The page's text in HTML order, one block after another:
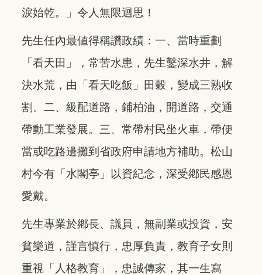
淚始乾。」令人無限迴思！
先生任內最値得稱讚政績：一、當時重劃
「看天田」，常苦水患，先生鑿深水井，解
決水荒，由「看天吃飯」田穀，變成三熟收
割。二、級配道路，鋪柏油，開道路，交通
帶動工業發展。三、常帶村民坐火車，帶便
當或吃路邊攤到省政府申請地方補助。松山
村今有「水閣亭」以資紀念，深受鄕民感恩
愛戴。
先生專業於鄕長、議員，無副業或投資，安
貧樂道，謹言慎行，忠厚負責，教育子女則
重視「人格教育」，忠誠傳家，其一生寫